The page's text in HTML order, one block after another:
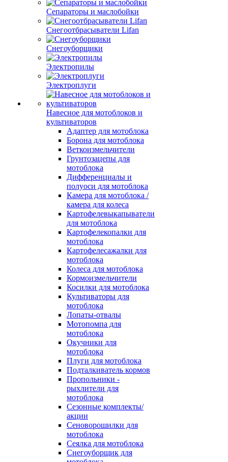
Сепараторы и маслобойки
Снегоотбрасыватели Lifan
Снегоуборщики
Электропилы
Электроплуги
Навесное для мотоблоков и
культиваторов
Адаптер для мотоблока
Борона для мотоблока
Веткоизмельчители
Грунтозацепы для
мотоблока
Дифференциалы и
полуоси для мотоблока
Камера для мотоблока /
камера для колеса
Картофелевыкапыватели
для мотоблока
Картофелекопалки для
мотоблока
Картофелесажалки для
мотоблока
Колеса для мотоблока
Кормоизмельчители
Косилки для мотоблока
Культиваторы для
мотоблока
Лопаты-отвалы
Мотопомпа для
мотоблока
Окучники для
мотоблока
Плуги для мотоблока
Подталкиватель кормов
Пропольники -
рыхлители для
мотоблока
Сезонные комплекты/
акции
Сеноворошилки для
мотоблока
Сеялка для мотоблока
Снегоуборщик для